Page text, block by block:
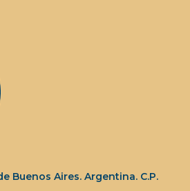
Buenos Aires. Argentina. C.P.